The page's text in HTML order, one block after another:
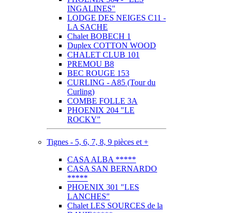
INGALINES"
LODGE DES NEIGES C11 -
LA SACHE
Chalet BOBECH 1
Duplex COTTON WOOD
CHALET CLUB 101
PREMOU B8
BEC ROUGE 153
CURLING - A85 (Tour du
Curling)
COMBE FOLLE 3A
PHOENIX 204 "LE
ROCKY"
Tignes - 5, 6, 7, 8, 9 pièces et +
CASA ALBA *****
CASA SAN BERNARDO
*****
PHOENIX 301 "LES
LANCHES"
Chalet LES SOURCES de la